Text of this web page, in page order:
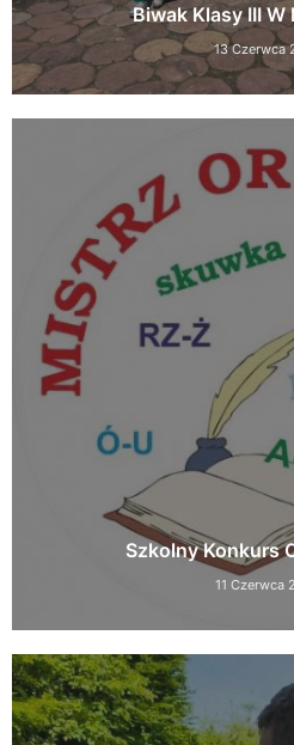
Biwak Klasy III
13 Czerwca
Szkolny Konkurs
11 Czerwca